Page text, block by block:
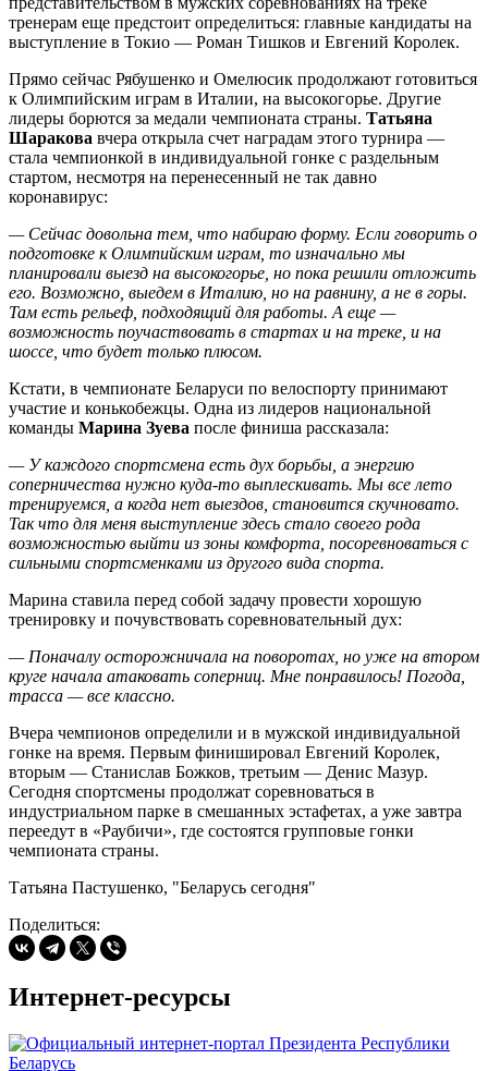
тренерам еще предстоит определиться: главные кандидаты на
выступление в Токио — Роман Тишков и Евгений Королек.
Прямо сейчас Рябушенко и Омелюсик продолжают готовиться
к Олимпийским играм в Италии, на высокогорье. Другие
лидеры борются за медали чемпионата страны. Татьяна
Шаракова вчера открыла счет наградам этого турнира —
стала чемпионкой в индивидуальной гонке с раздельным
стартом, несмотря на перенесенный не так давно
коронавирус:
— Сейчас довольна тем, что набираю форму. Если говорить о
подготовке к Олимпийским играм, то изначально мы
планировали выезд на высокогорье, но пока решили отложить
его. Возможно, выедем в Италию, но на равнину, а не в горы.
Там есть рельеф, подходящий для работы. А еще —
возможность поучаствовать в стартах и на треке, и на
шоссе, что будет только плюсом.
Кстати, в чемпионате Беларуси по велоспорту принимают
участие и конькобежцы. Одна из лидеров национальной
команды Марина Зуева после финиша рассказала:
— У каждого спортсмена есть дух борьбы, а энергию
соперничества нужно куда‑то выплескивать. Мы все лето
тренируемся, а когда нет выездов, становится скучновато.
Так что для меня выступление здесь стало своего рода
возможностью выйти из зоны комфорта, посоревноваться с
сильными спортсменками из другого вида спорта.
Марина ставила перед собой задачу провести хорошую
тренировку и почувствовать соревновательный дух:
— Поначалу осторожничала на поворотах, но уже на втором
круге начала атаковать соперниц. Мне понравилось! Погода,
трасса — все классно.
Вчера чемпионов определили и в мужской индивидуальной
гонке на время. Первым финишировал Евгений Королек,
вторым — Станислав Божков, третьим — Денис Мазур.
Сегодня спортсмены продолжат соревноваться в
индустриальном парке в смешанных эстафетах, а уже завтра
переедут в «Раубичи», где состоятся групповые гонки
чемпионата страны.
Татьяна Пастушенко, "Беларусь сегодня"
Поделиться:
Интернет-ресурсы